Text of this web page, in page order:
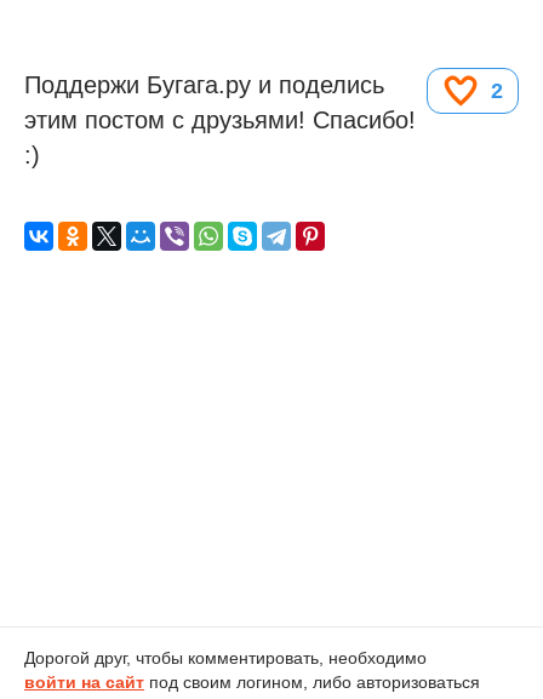
2
Поддержи Бугага.ру и поделись
этим постом с друзьями! Спасибо!
:)
Дорогой друг, чтобы комментировать, необходимо
войти на сайт под своим логином, либо авторизоваться